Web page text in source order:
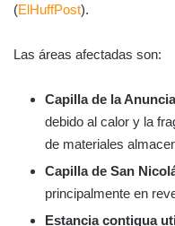
(ElHuffPost).
Las áreas afectadas son:
Capilla de la
debido al calor y la
de materiales
Capilla de San
principalmente en
Estancia contigua